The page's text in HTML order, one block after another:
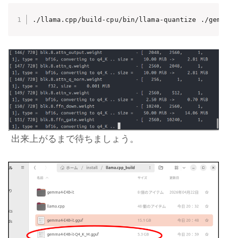
./llama.cpp/build-cpu/bin/llama-quantize ./
出来上がるまで待ちましょう。